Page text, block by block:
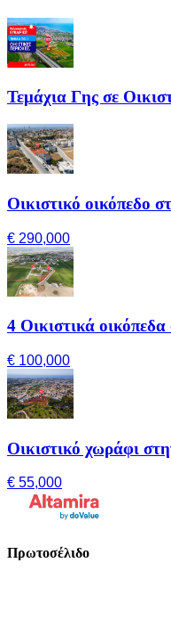
Τεμάχια Γης σε
Οικιστικό οικόπεδο
€ 290,000
4 Οικιστικά
€ 100,000
Οικιστικό χωράφι
€ 55,000
Πρωτοσέλιδο